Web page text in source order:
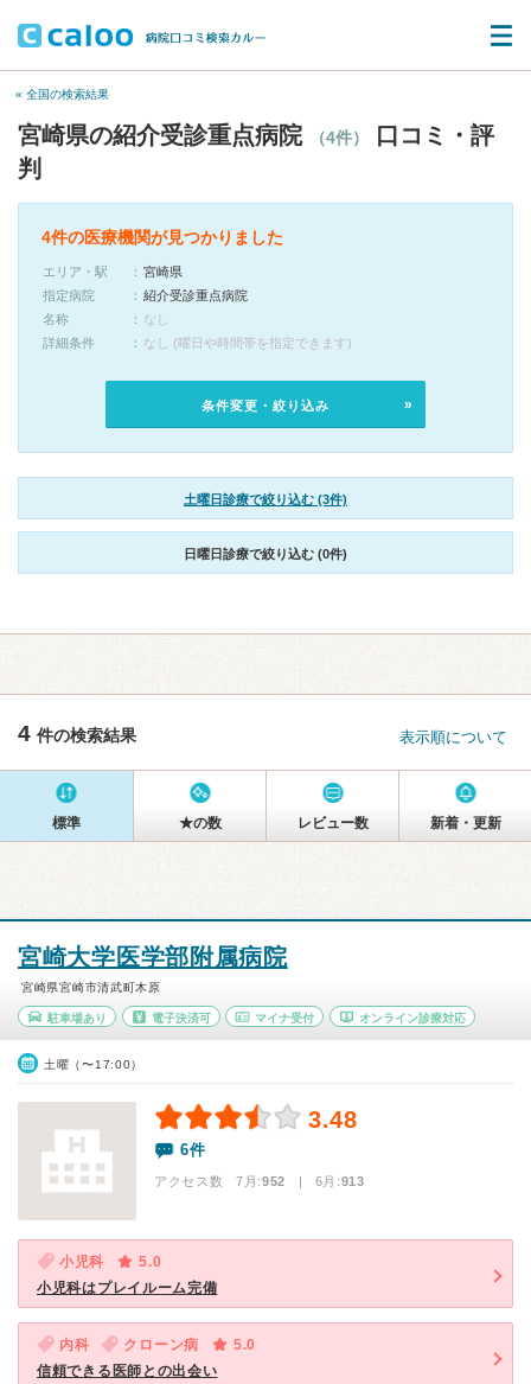
« 全国の検索結果
宮崎県の紹介受診重点病院 （4件）
口コミ・評
判
4件の医療機関が見つかりました
エリア・駅
宮崎県
指定病院
紹介受診重点病院
名称
なし
詳細条件
なし (曜日や時間帯を指定できます)
条件変更・絞り込み
土曜日診療で絞り込む (3件)
日曜日診療で絞り込む (0件)
4 件の検索結果 表示順について
標準 ★の数 レビュー数 新着・更新
宮崎大学医学部附属病院
宮崎県宮崎市清武町木原
駐車場あり 電子決済可 マイナ受付 オンライン診療対応
土曜（〜17:00）
3.48
6件
アクセス数 7月:952 | 6月:913
小児科
5.0
小児科はプレイルーム完備
内科 クローン病
5.0
信頼できる医師との出会い